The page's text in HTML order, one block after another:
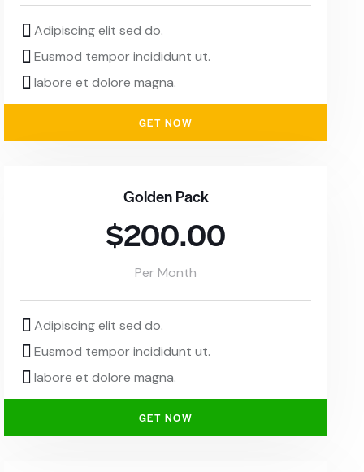
Adipiscing elit sed do.
Eusmod tempor incididunt ut.
labore et dolore magna.
GET NOW
Golden Pack
$200.00
Per Month
Adipiscing elit sed do.
Eusmod tempor incididunt ut.
labore et dolore magna.
GET NOW